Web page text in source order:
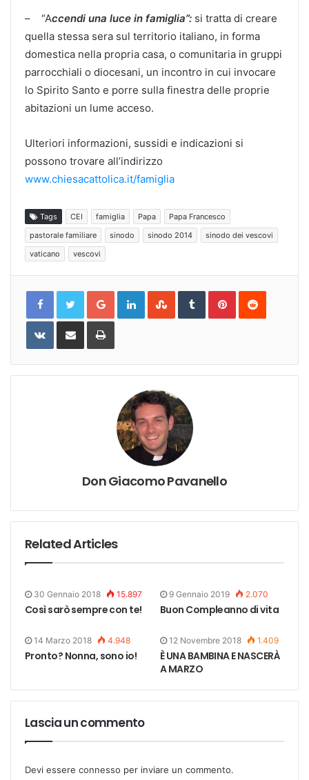
– “Accendi una luce in famiglia”: si tratta di creare
quella stessa sera sul territorio italiano, in forma
domestica nella propria casa, o comunitaria in gruppi
parrocchiali o diocesani, un incontro in cui invocare
lo Spirito Santo e porre sulla finestra delle proprie
abitazioni un lume acceso.
Ulteriori informazioni, sussidi e indicazioni si
possono trovare all’indirizzo
www.chiesacattolica.it/famiglia
Tags CEI famiglia Papa
Papa Francesco
pastorale familiare
sinodo sinodo 2014
sinodo dei vescovi
vaticano
vescovi
Google+LinkedInStumbleUpon
TumblrPinterestReddit
VKontakteShare
Email
Print
Don Giacomo Pavanello
Related Articles
30 Gennaio 2018 15.897
Così sarò sempre con te!
9 Gennaio 2019 2.070
Buon Compleanno di vita
14 Marzo 2018 4.948
Pronto? Nonna, sono io!
12 Novembre 2018 1.409
È UNA BAMBINA E NASCERÀ
A MARZO
Lascia un commento
Devi essere connesso per inviare un commento.